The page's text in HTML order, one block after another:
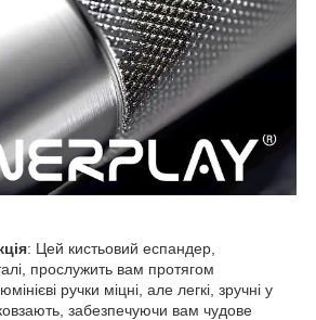
: Цей кистьовий еспандер,
прослужить вам протягом
ручки міцні, але легкі, зручні у
забезпечуючи вам чудове